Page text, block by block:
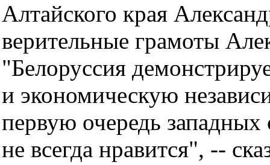
Алтайского края
верительные грамоты
"Белоруссия
и экономическую
первую очередь западных
не всегда нравится", --